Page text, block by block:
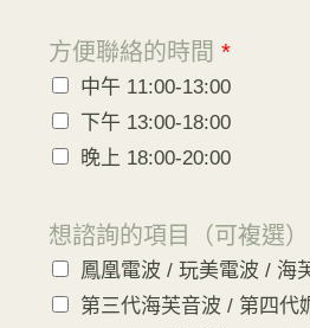
方便聯絡的時間 *
中午 11:00-13:00
下午 13:00-18:00
晚上 18:00-20:00
想諮詢的項目（可複選）
鳳凰電波 / 玩美電波 / 海
第三代海芙音波 / 第四代